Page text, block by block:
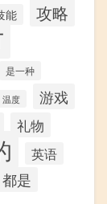
能 攻略
是一种
温度
游戏
礼物
英语
都是